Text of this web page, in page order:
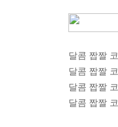
달콤 짭짤
달콤 짭짤
달콤 짭짤
달콤 짭짤